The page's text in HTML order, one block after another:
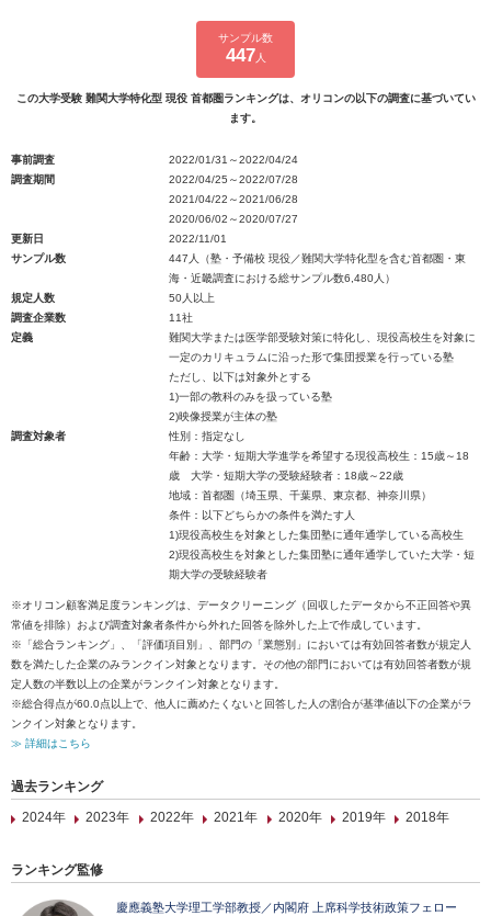
サンプル数
447 人
この大学受験 難関大学特化型 現役 首都圏ランキングは、オリコンの以下の調査に基づいてい
ます。
事前調査
2022/01/31～2022/04/24
調査期間
2022/04/25～2022/07/28
2021/04/22～2021/06/28
2020/06/02～2020/07/27
更新日
2022/11/01
サンプル数
447人（塾・予備校 現役／難関大学特化型を含む首都圏・東
海・近畿調査における総サンプル数6,480人）
規定人数
50人以上
調査企業数
11社
定義
難関大学または医学部受験対策に特化し、現役高校生を対象に
一定のカリキュラムに沿った形で集団授業を行っている塾
ただし、以下は対象外とする
1)一部の教科のみを扱っている塾
2)映像授業が主体の塾
調査対象者
性別：指定なし
年齢：大学・短期大学進学を希望する現役高校生：15歳～18
歳 大学・短期大学の受験経験者：18歳～22歳
地域：首都圏（埼玉県、千葉県、東京都、神奈川県）
条件：以下どちらかの条件を満たす人
1)現役高校生を対象とした集団塾に通年通学している高校生
2)現役高校生を対象とした集団塾に通年通学していた大学・短
期大学の受験経験者
※オリコン顧客満足度ランキングは、データクリーニング（回収したデータから不正回答や異
常値を排除）および調査対象者条件から外れた回答を除外した上で作成しています。
※「総合ランキング」、「評価項目別」、部門の「業態別」においては有効回答者数が規定人
数を満たした企業のみランクイン対象となります。その他の部門においては有効回答者数が規
定人数の半数以上の企業がランクイン対象となります。
※総合得点が60.0点以上で、他人に薦めたくないと回答した人の割合が基準値以下の企業がラ
ンクイン対象となります。
≫ 詳細はこちら
過去ランキング
2024年
2023年 2022年 2021年 2020年 2019年 2018年
ランキング監修
慶應義塾大学理工学部教授／内閣府 上席科学技術政策フェロー